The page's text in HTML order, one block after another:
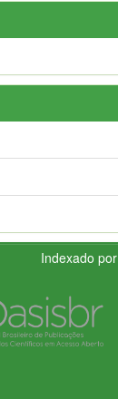
Indexado por